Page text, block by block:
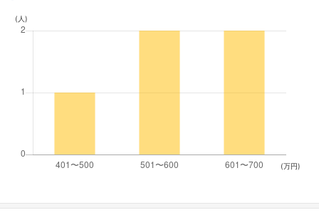
(人)
(万円)